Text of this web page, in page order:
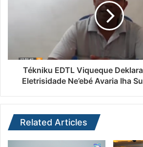
Tékniku EDTL Viqueque
Eletrisidade Ne’ebé Avaria Iha
Related Articles